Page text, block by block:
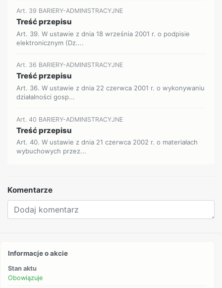
Art. 39 BARIERY-ADMINISTRACYJNE
Treść przepisu
Art. 39. W ustawie z dnia 18 września 2001 r. o podpisie
elektronicznym (Dz....
Art. 36 BARIERY-ADMINISTRACYJNE
Treść przepisu
Art. 36. W ustawie z dnia 22 czerwca 2001 r. o wykonywaniu
działalności gosp...
Art. 40 BARIERY-ADMINISTRACYJNE
Treść przepisu
Art. 40. W ustawie z dnia 21 czerwca 2002 r. o materiałach
wybuchowych przez...
Komentarze
Informacje o akcie
Stan aktu
Obowiązuje